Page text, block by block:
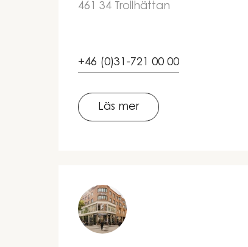
461 34 Trollhättan
+46 (0)31-721 00 00
Läs mer